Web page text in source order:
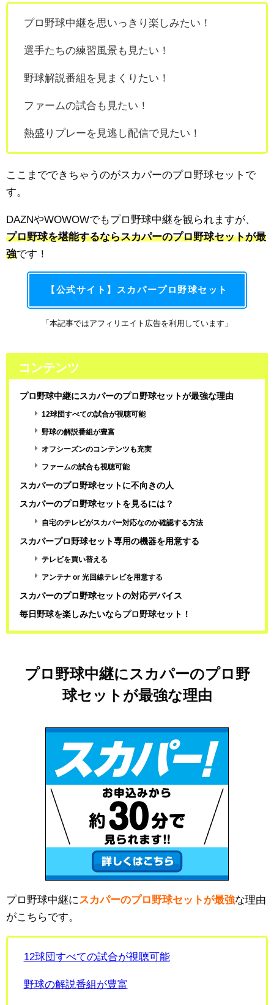
プロ野球中継を思いっきり楽しみたい！
選手たちの練習風景も見たい！
野球解説番組を見まくりたい！
ファームの試合も見たい！
熱盛りプレーを見逃し配信で見たい！
ここまでできちゃうのがスカパーのプロ野球セットで
す。
DAZNやWOWOWでもプロ野球中継を観られますが、
プロ野球を堪能するならスカパーのプロ野球セットが最
強です！
【公式サイト】スカパープロ野球セット
「本記事ではアフィリエイト広告を利用しています」
コンテンツ
プロ野球中継にスカパーのプロ野球セットが最強な理由
12球団すべての試合が視聴可能
野球の解説番組が豊富
オフシーズンのコンテンツも充実
ファームの試合も視聴可能
スカパーのプロ野球セットに不向きの人
スカパーのプロ野球セットを見るには？
自宅のテレビがスカパー対応なのか確認する方法
スカパープロ野球セット専用の機器を用意する
テレビを買い替える
アンテナ or 光回線テレビを用意する
スカパーのプロ野球セットの対応デバイス
毎日野球を楽しみたいならプロ野球セット！
プロ野球中継にスカパーのプロ野
球セットが最強な理由
プロ野球中継に スカパーのプロ野球セットが最強な理由
がこちらです。
12球団すべての試合が視聴可能
野球の解説番組が豊富